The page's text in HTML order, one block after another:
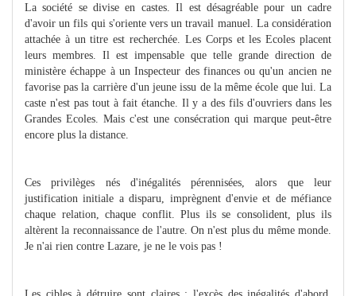
La société se divise en castes. Il est désagréable pour un cadre
d'avoir un fils qui s'oriente vers un travail manuel. La considération
attachée à un titre est recherchée. Les Corps et les Ecoles placent
leurs membres. Il est impensable que telle grande direction de
ministère échappe à un Inspecteur des finances ou qu'un ancien ne
favorise pas la carrière d'un jeune issu de la même école que lui. La
caste n'est pas tout à fait étanche. Il y a des fils d'ouvriers dans les
Grandes Ecoles. Mais c'est une consécration qui marque peut-être
encore plus la distance.
Ces privilèges nés d'inégalités pérennisées, alors que leur
justification initiale a disparu, imprègnent d'envie et de méfiance
chaque relation, chaque conflit. Plus ils se consolident, plus ils
altèrent la reconnaissance de l'autre. On n'est plus du même monde.
Je n'ai rien contre Lazare, je ne le vois pas !